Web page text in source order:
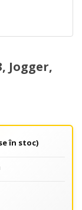
Jogger,
în stoc)